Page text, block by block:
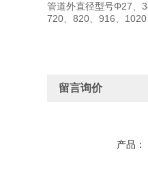
管道外直径型号Φ27、
720、820、916、
留言询价
产品：